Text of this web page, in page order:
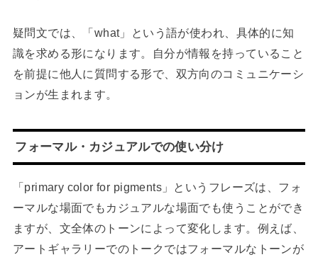
疑問文では、「what」という語が使われ、具体的に知
識を求める形になります。自分が情報を持っていること
を前提に他人に質問する形で、双方向のコミュニケーシ
ョンが生まれます。
フォーマル・カジュアルでの使い分け
「primary color for pigments」というフレーズは、フォ
ーマルな場面でもカジュアルな場面でも使うことができ
ますが、文全体のトーンによって変化します。例えば、
アートギャラリーでのトークではフォーマルなトーンが